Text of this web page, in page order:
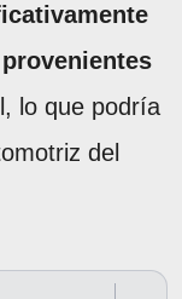
lo que podría
del